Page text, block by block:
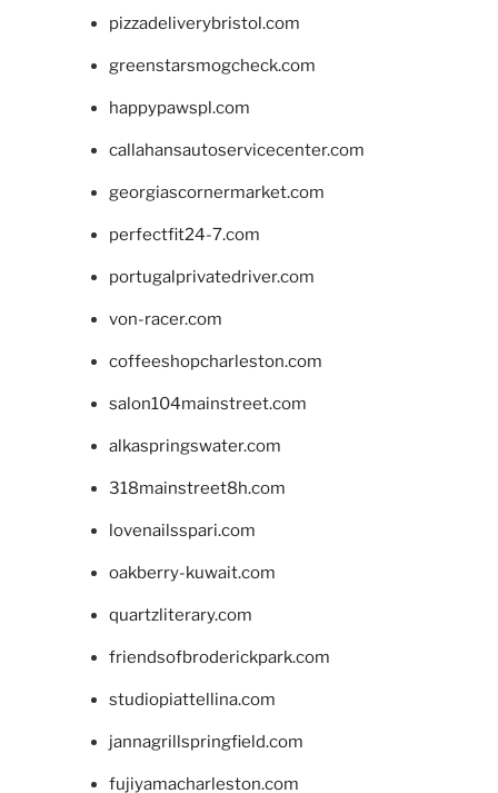
pizzadeliverybristol.com
greenstarsmogcheck.com
happypawspl.com
callahansautoservicecenter.com
georgiascornermarket.com
perfectfit24-7.com
portugalprivatedriver.com
von-racer.com
coffeeshopcharleston.com
salon104mainstreet.com
alkaspringswater.com
318mainstreet8h.com
lovenailsspari.com
oakberry-kuwait.com
quartzliterary.com
friendsofbroderickpark.com
studiopiattellina.com
jannagrillspringfield.com
fujiyamacharleston.com